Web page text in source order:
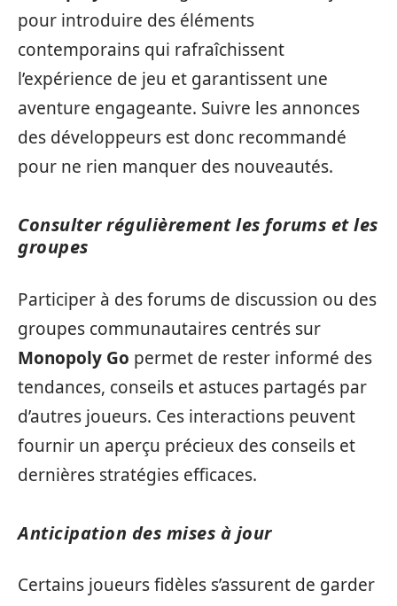
pour introduire des éléments
contemporains qui rafraîchissent
l’expérience de jeu et garantissent une
aventure engageante. Suivre les annonces
des développeurs est donc recommandé
pour ne rien manquer des nouveautés.
Consulter régulièrement les forums et les
groupes
Participer à des forums de discussion ou des
groupes communautaires centrés sur
Monopoly Go permet de rester informé des
tendances, conseils et astuces partagés par
d’autres joueurs. Ces interactions peuvent
fournir un aperçu précieux des conseils et
dernières stratégies efficaces.
Anticipation des mises à jour
Certains joueurs fidèles s’assurent de garder